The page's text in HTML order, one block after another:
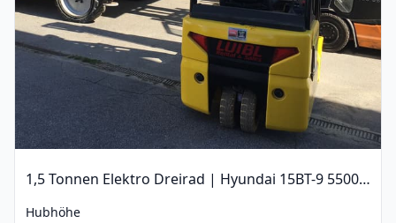
1,5 Tonnen Elektro Dreirad | Hyundai 15BT-9 5500 mm
Hubhöhe